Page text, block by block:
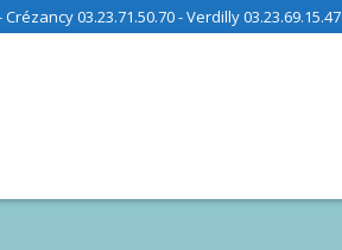
03.23.71.50.70 - Verdilly 03.23.69.15.47